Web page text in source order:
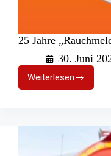
25 Jahre
30. Juni
Weiterlesen
25
Jahre
Leben“